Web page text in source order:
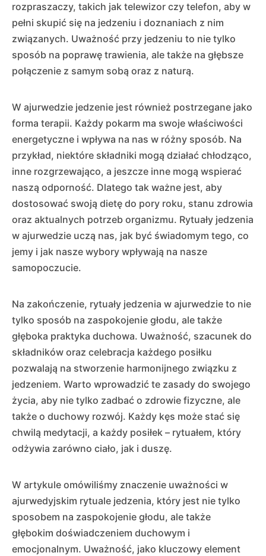
rozpraszaczy, takich jak telewizor czy telefon, aby w
pełni skupić się na jedzeniu i doznaniach z nim
związanych. Uważność przy jedzeniu to nie tylko
sposób na poprawę trawienia, ale także na głębsze
połączenie z samym sobą oraz z naturą.
W ajurwedzie jedzenie jest również postrzegane jako
forma terapii. Każdy pokarm ma swoje właściwości
energetyczne i wpływa na nas w różny sposób. Na
przykład, niektóre składniki mogą działać chłodząco,
inne rozgrzewająco, a jeszcze inne mogą wspierać
naszą odporność. Dlatego tak ważne jest, aby
dostosować swoją dietę do pory roku, stanu zdrowia
oraz aktualnych potrzeb organizmu. Rytuały jedzenia
w ajurwedzie uczą nas, jak być świadomym tego, co
jemy i jak nasze wybory wpływają na nasze
samopoczucie.
Na zakończenie, rytuały jedzenia w ajurwedzie to nie
tylko sposób na zaspokojenie głodu, ale także
głęboka praktyka duchowa. Uważność, szacunek do
składników oraz celebracja każdego posiłku
pozwalają na stworzenie harmonijnego związku z
jedzeniem. Warto wprowadzić te zasady do swojego
życia, aby nie tylko zadbać o zdrowie fizyczne, ale
także o duchowy rozwój. Każdy kęs może stać się
chwilą medytacji, a każdy posiłek – rytuałem, który
odżywia zarówno ciało, jak i duszę.
W artykule omówiliśmy znaczenie uważności w
ajurwedyjskim rytuale jedzenia, który jest nie tylko
sposobem na zaspokojenie głodu, ale także
głębokim doświadczeniem duchowym i
emocjonalnym. Uważność, jako kluczowy element